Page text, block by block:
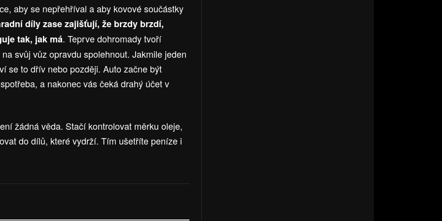
aby se nepřehříval a aby kovové součástky
díly zase zajišťují, že brzdy brzdí,
tak, jak má. Teprve dohromady tvoří
svůj vůz opravdu spolehnout. Jakmile jeden
se to dřív nebo později. Auto začne být
a nakonec vás čeká drahý účet v
žádná věda. Stačí kontrolovat měrku oleje,
do dílů, které vydrží. Tím ušetříte peníze i